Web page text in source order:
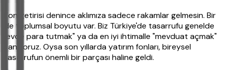
Fon getirisi denince aklımıza sadece rakamlar gelmesin. Bir
de toplumsal boyutu var. Biz Türkiye'de tasarrufu genelde
"evde para tutmak" ya da en iyi ihtimalle "mevduat açmak"
sanıyoruz. Oysa son yıllarda yatırım fonları, bireysel
tasarrufun önemli bir parçası haline geldi.